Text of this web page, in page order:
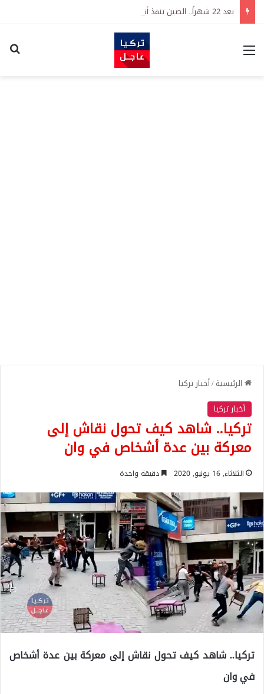
القائمة
الرئيسية/أخبار تركيا
أخبار تركيا
تركيا.. شاهد كيف تحول نقاش إلى
معركة بين عدة أشخاص في وان
الثلاثاء, 16 يونيو, 2020 دقيقة واحدة
تركيا.. شاهد كيف تحول نقاش إلى معركة بين عدة أشخاص
في وان